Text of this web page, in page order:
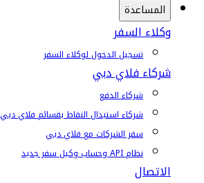
المساعدة
وكلاء السفر
تسجيل الدخول لوكلاء السفر
شركاء فلاي دبي
شركاء الدفع
شركاء استبدال النقاط بقسائم فلاي دبي
سفر الشركات مع فلاي دبي
نظام API وحساب وكيل سفر جديد
الاتصال